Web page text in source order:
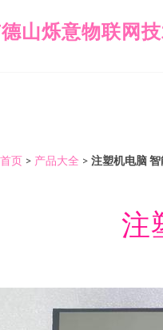
山烁意物联网
首页 > 产品大全 > 注塑机电脑
注